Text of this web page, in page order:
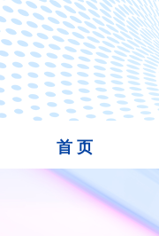
首 页